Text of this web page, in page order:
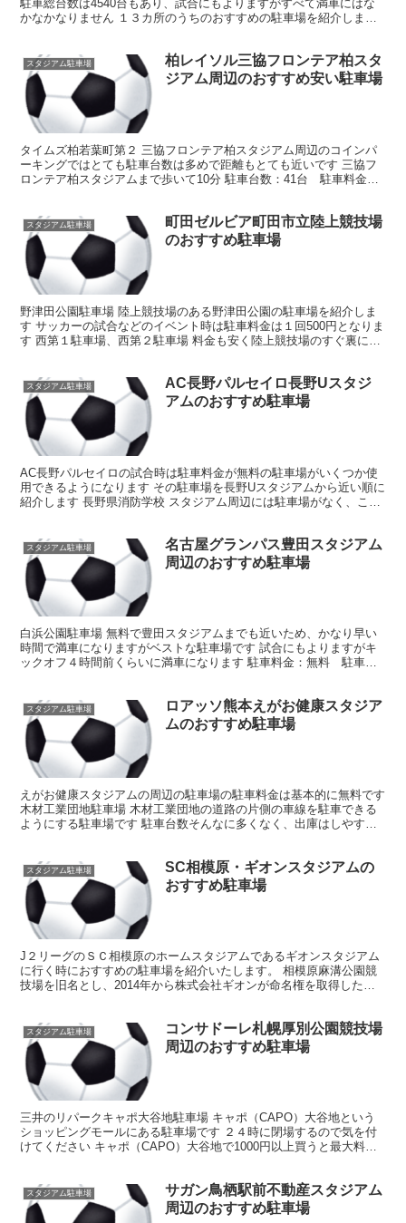
駐車総台数は4540台もあり、試合にもよりますがすべて満車にはな
かなかなりません １３カ所のうちのおすすめの駐車場を紹介します
スタジアム駐車場
柏レイソル三協フロンテア柏スタ
ジアム周辺のおすすめ安い駐車場
タイムズ柏若葉町第２ 三協フロンテア柏スタジアム周辺のコインパ
ーキングではとても駐車台数は多めで距離もとても近いです 三協フ
ロンテア柏スタジアムまで歩いて10分 駐車台数：41台 駐車料金：
スタジアム駐車場
町田ゼルビア町田市立陸上競技場
のおすすめ駐車場
野津田公園駐車場 陸上競技場のある野津田公園の駐車場を紹介しま
す サッカーの試合などのイベント時は駐車料金は１回500円となりま
す 西第１駐車場、西第２駐車場 料金も安く陸上競技場のすぐ裏にあ
スタジアム駐車場
AC長野パルセイロ長野Uスタジ
アムのおすすめ駐車場
AC長野パルセイロの試合時は駐車料金が無料の駐車場がいくつか使
用できるようになります その駐車場を長野Uスタジアムから近い順に
紹介します 長野県消防学校 スタジアム周辺には駐車場がなく、ここ
スタジアム駐車場
名古屋グランパス豊田スタジアム
周辺のおすすめ駐車場
白浜公園駐車場 無料で豊田スタジアムまでも近いため、かなり早い
時間で満車になりますがベストな駐車場です 試合にもよりますがキ
ックオフ４時間前くらいに満車になります 駐車料金：無料 駐車台
スタジアム駐車場
ロアッソ熊本えがお健康スタジア
ムのおすすめ駐車場
えがお健康スタジアムの周辺の駐車場の駐車料金は基本的に無料です
木材工業団地駐車場 木材工業団地の道路の片側の車線を駐車できる
ようにする駐車場です 駐車台数そんなに多くなく、出庫はしやすい
スタジアム駐車場
SC相模原・ギオンスタジアムの
おすすめ駐車場
J２リーグのＳＣ相模原のホームスタジアムであるギオンスタジアム
に行く時におすすめの駐車場を紹介いたします。 相模原麻溝公園競
技場を旧名とし、2014年から株式会社ギオンが命名権を取得したた
スタジアム駐車場
コンサドーレ札幌厚別公園競技場
周辺のおすすめ駐車場
三井のリパークキャポ大谷地駐車場 キャポ（CAPO）大谷地という
ショッピングモールにある駐車場です ２４時に閉場するので気を付
けてください キャポ（CAPO）大谷地で1000円以上買うと最大料金
スタジアム駐車場
サガン鳥栖駅前不動産スタジアム
周辺のおすすめ駐車場